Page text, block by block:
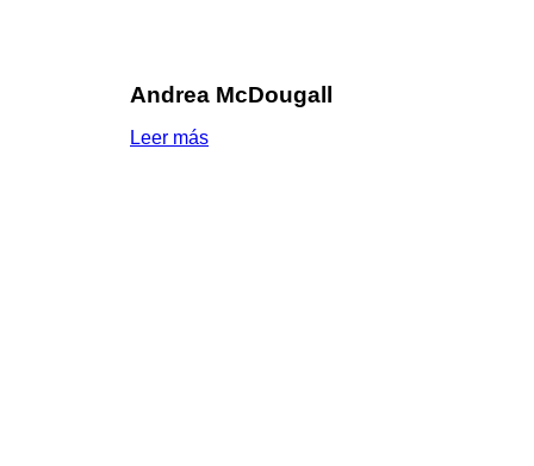
Andrea McDougall
Leer más